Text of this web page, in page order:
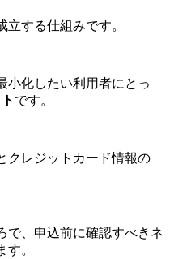
する仕組みです。
小化したい利用者にとっ
です。
クレジットカード情報の
で、申込前に確認すべきネ
。